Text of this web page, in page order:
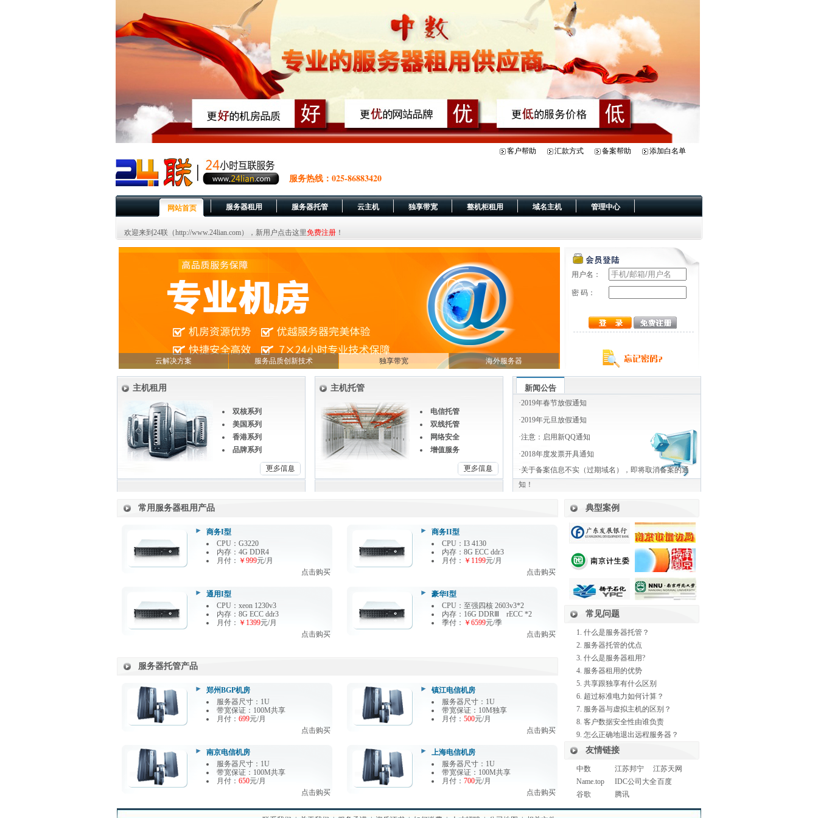
服务热线：025-86883420
客户帮助 汇款方式 备案帮助 添加白名单
网站首页 服务器租用 服务器托管 云主机 独享带宽 整机柜租用 域名主机 管理中心
欢迎来到24联（http://www.24lian.com），新用户点击这里免费注册 ！
云解决方案 服务品质创新技术 独享带宽 海外服务器
用户名：
密 码：
主机租用
双核系列
美国系列
香港系列
品牌系列
主机托管
电信托管
双线托管
网络安全
增值服务
新闻公告
·2019年春节放假通知
·2019年元旦放假通知
·注意：启用新QQ通知
·2018年度发票开具通知
·关于备案信息不实（过期域名），即将取消备案的通
知！
常用服务器租用产品 典型案例
常见问题
什么是服务器托管？
服务器托管的优点
什么是服务器租用?
服务器租用的优势
共享跟独享有什么区别
超过标准电力如何计算？
服务器与虚拟主机的区别？
客户数据安全性由谁负责
怎么正确地退出远程服务器？
友情链接
中数 江苏邦宁
江苏天网
Name.top
IDC公司大全百度
谷歌
腾讯
商务I型
CPU：G3220
内存：4G DDR4
月付： ￥999元/月
点击购买
商务II型
CPU：I3 4130
内存：8G ECC ddr3
月付： ￥1199元/月
点击购买
通用I型
CPU：xeon 1230v3
内存：8G ECC ddr3
月付： ￥1399元/月
点击购买
豪华I型
CPU：至强四核 2603v3*2
内存：16G DDRⅢ rECC *2
季付： ￥6599元/季
点击购买
服务器托管产品
郑州BGP机房
服务器尺寸：1U
带宽保证：100M共享
月付： 699元/月
点击购买
镇江电信机房
服务器尺寸：1U
带宽保证：10M独享
月付： 500元/月
点击购买
南京电信机房
服务器尺寸：1U
带宽保证：100M共享
月付： 650元/月
点击购买
上海电信机房
服务器尺寸：1U
带宽保证：100M共享
月付： 700元/月
点击购买